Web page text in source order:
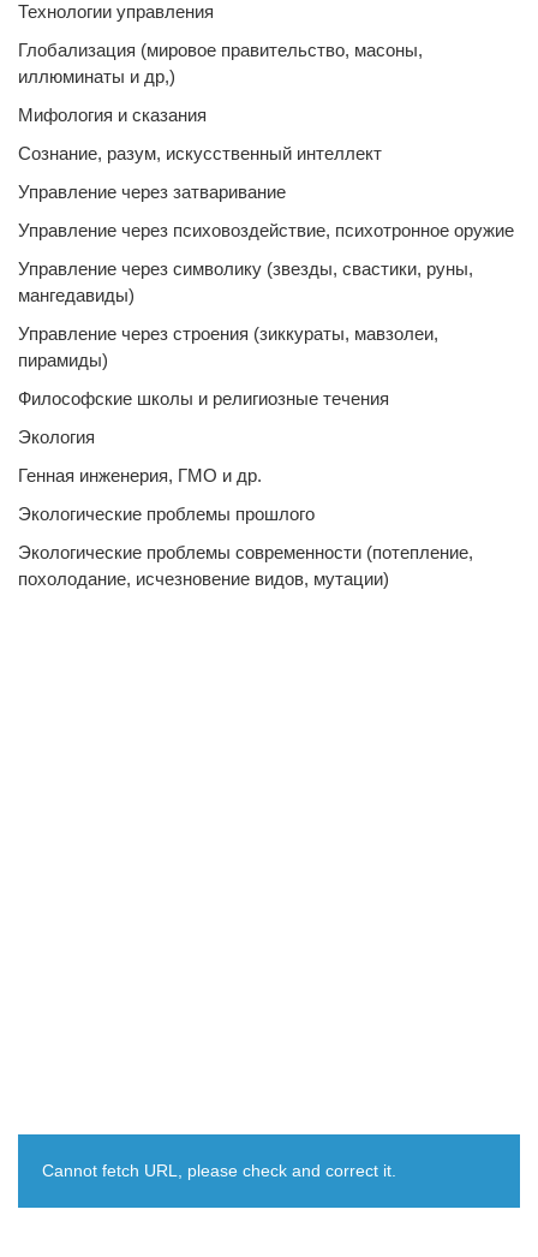
Технологии управления
Глобализация (мировое правительство, масоны,
иллюминаты и др,)
Мифология и сказания
Сознание, разум, искусственный интеллект
Управление через затваривание
Управление через психовоздействие, психотронное оружие
Управление через символику (звезды, свастики, руны,
мангедавиды)
Управление через строения (зиккураты, мавзолеи,
пирамиды)
Философские школы и религиозные течения
Экология
Генная инженерия, ГМО и др.
Экологические проблемы прошлого
Экологические проблемы современности (потепление,
похолодание, исчезновение видов, мутации)
Cannot fetch URL, please check and correct it.